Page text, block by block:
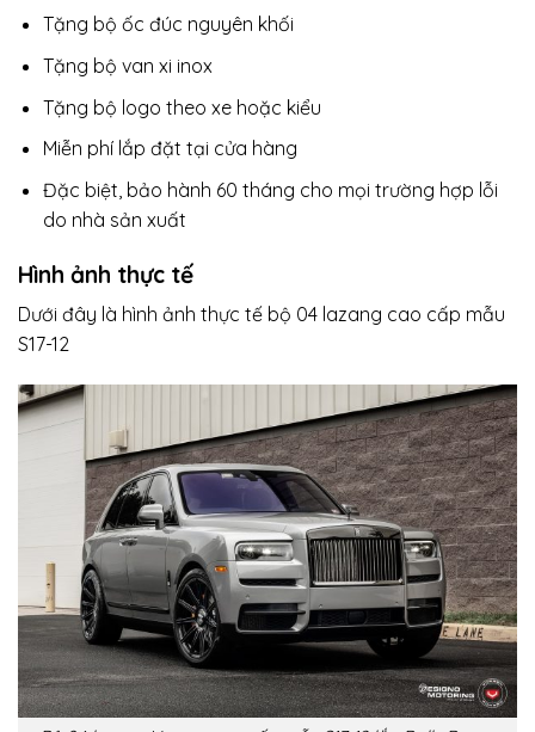
Tặng bộ ốc đúc nguyên khối
Tặng bộ van xi inox
Tặng bộ logo theo xe hoặc kiểu
Miễn phí lắp đặt tại cửa hàng
Đặc biệt, bảo hành 60 tháng cho mọi trường hợp lỗi
do nhà sản xuất
Hình ảnh thực tế
Dưới đây là hình ảnh thực tế bộ 04 lazang cao cấp mẫu
S17-12